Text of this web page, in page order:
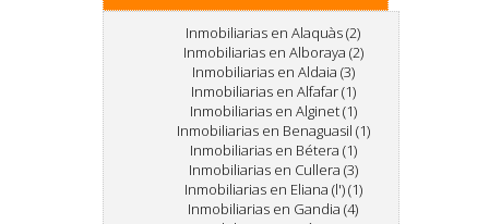
Inmobiliarias en Alaquàs (2)
Inmobiliarias en Alboraya (2)
Inmobiliarias en Aldaia (3)
Inmobiliarias en Alfafar (1)
Inmobiliarias en Alginet (1)
Inmobiliarias en Benaguasil (1)
Inmobiliarias en Bétera (1)
Inmobiliarias en Cullera (3)
Inmobiliarias en Eliana (l') (1)
Inmobiliarias en Gandia (4)